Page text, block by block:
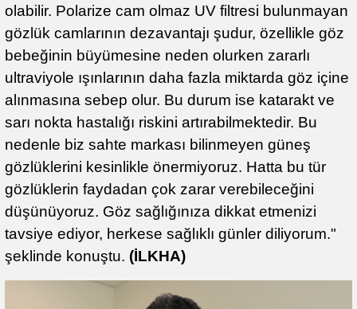
olabilir. Polarize cam olmaz UV filtresi bulunmayan
gözlük camlarının dezavantajı şudur, özellikle göz
bebeğinin büyümesine neden olurken zararlı
ultraviyole ışınlarının daha fazla miktarda göz içine
alınmasına sebep olur. Bu durum ise katarakt ve
sarı nokta hastalığı riskini artırabilmektedir. Bu
nedenle biz sahte markası bilinmeyen güneş
gözlüklerini kesinlikle önermiyoruz. Hatta bu tür
gözlüklerin faydadan çok zarar verebileceğini
düşünüyoruz. Göz sağlığınıza dikkat etmenizi
tavsiye ediyor, herkese sağlıklı günler diliyorum."
şeklinde konuştu. (İLKHA)